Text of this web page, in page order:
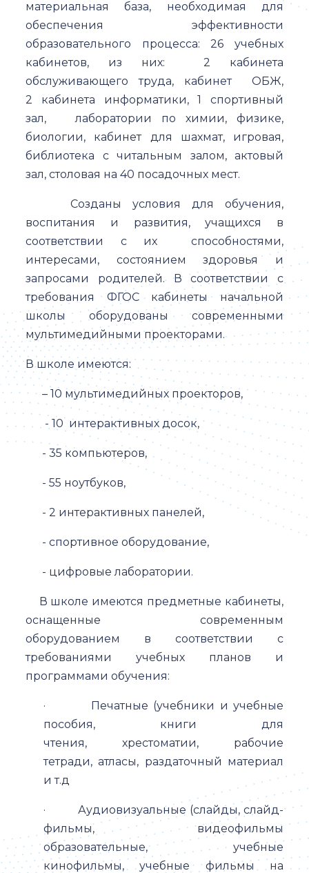
материальная база, необходимая для
обеспечения эффективности
образовательного процесса: 26 учебных
кабинетов, из них: 2 кабинета
обслуживающего труда, кабинет ОБЖ,
2 кабинета информатики, 1 спортивный
зал, лаборатории по химии, физике,
биологии, кабинет для шахмат, игровая,
библиотека с читальным залом, актовый
зал, столовая на 40 посадочных мест.
Созданы условия для обучения,
воспитания и развития, учащихся в
соответствии с их способностями,
интересами, состоянием здоровья и
запросами родителей. В соответствии с
требования ФГОС кабинеты начальной
школы оборудованы современными
мультимедийными проекторами.
В школе имеются:
– 10 мультимедийных проекторов,
- 10 интерактивных досок,
- 35 компьютеров,
- 55 ноутбуков,
- 2 интерактивных панелей,
- спортивное оборудование,
- цифровые лаборатории.
В школе имеются предметные кабинеты,
оснащенные современным
оборудованием в соответствии с
требованиями учебных планов и
программами обучения:
· Печатные (учебники и учебные
пособия, книги для
чтения, хрестоматии, рабочие
тетради, атласы, раздаточный материал
и т.д
· Аудиовизуальные (слайды, слайд-
фильмы, видеофильмы
образовательные, учебные
кинофильмы, учебные фильмы на